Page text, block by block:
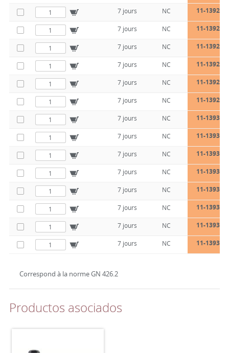
7 jours NC 11-1392-
7 jours NC 11-1392-
7 jours NC 11-1392-
7 jours NC 11-1392-
7 jours NC 11-1392-
7 jours NC 11-1392-
7 jours NC 11-1393-
7 jours NC 11-1393-
7 jours NC 11-1393-
7 jours NC 11-1393-
7 jours NC 11-1393-
7 jours NC 11-1393-
7 jours NC 11-1393-
7 jours NC 11-1393-
Correspond à la norme GN 426.2
Productos asociados